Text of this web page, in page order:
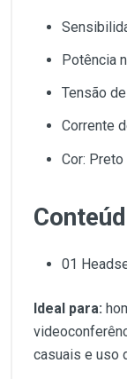
Potência
Tensão
Corrente
Cor: Preto
01
Ideal para:
casuais e uso